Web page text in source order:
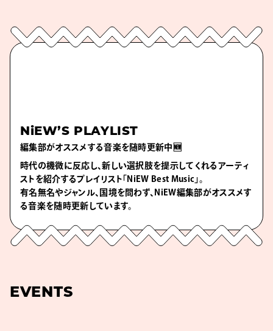
NiEW’S PLAYLIST
編集部がオススメする音楽を随時更新中🆕
時代の機微に反応し、新しい選択肢を提示してくれるアーティ
ストを紹介するプレイリスト「NiEW Best Music」。
有名無名やジャンル、国境を問わず、NiEW編集部がオススメす
る音楽を随時更新しています。
EVENTS